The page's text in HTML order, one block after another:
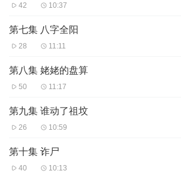
42 10:37
第七集 八字全阳
28 11:11
第八集 姥姥的盘算
50 11:17
第九集 谁动了祖坟
26 10:59
第十集 诈尸
40 10:13